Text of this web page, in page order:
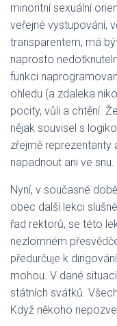
minoritní sexuální
veřejné vystupování,
transparentem, má
naprosto
funkci
ohledu (a zdaleka
pocity, vůli a chtění.
nějak souvisel s
zřejmě
napadnout ani ve snu.
Nyní, v současné
obec další lekci
řad rektorů, se této
nezlomném
předurčuje k
mohou. V dané
státních svátků.
Když někoho